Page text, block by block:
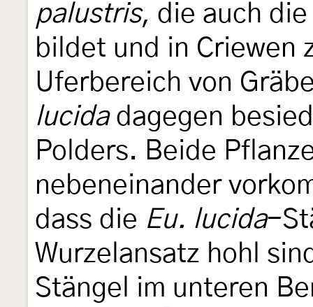
palustris, die auch
bildet und in Criewen
Uferbereich von
lucidadagegen
Polders. Beide
nebeneinander
dass die Eu. lucida-
Wurzelansatz hohl
Stängel im unteren